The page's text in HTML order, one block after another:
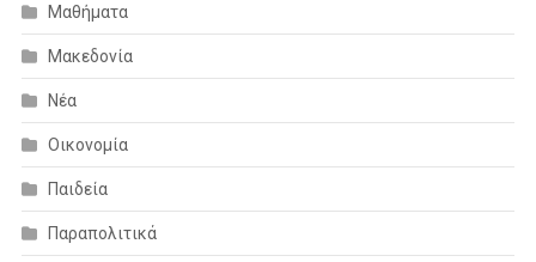
Μαθήματα
Μακεδονία
Νέα
Οικονομία
Παιδεία
Παραπολιτικά